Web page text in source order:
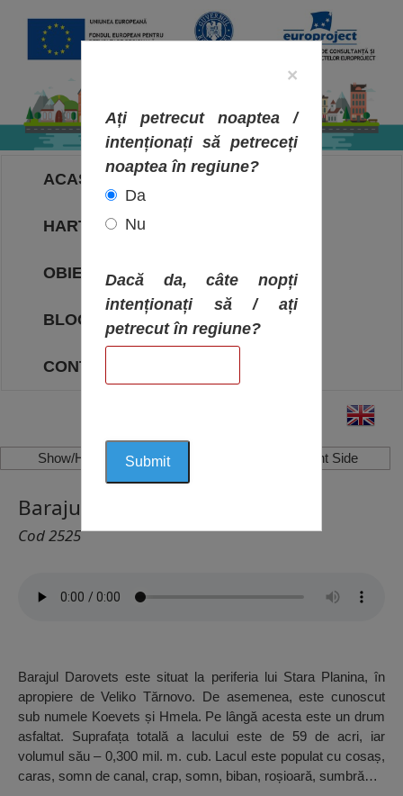
ACASA
HARTA OBIECTIVELOR
OBIECTIVE
BLOG
CONTACT
Show/Hide Left Side Show/Hide Right Side
Barajul Darovets, Debelets
Cod 2525
Barajul Darovets este situat la periferia lui Stara Planina, în
apropiere de Veliko Tărnovo. De asemenea, este cunoscut
sub numele Koevets și Hmela. Pe lângă acesta este un drum
asfaltat. Suprafața totală a lacului este de 59 de acri, iar
volumul său – 0,300 mil. m. cub. Lacul este populat cu cosaș,
caras, somn de canal, crap, somn, biban, roșioară, sumbră…
×
Ați petrecut noaptea /
intenționați să petreceți
noaptea în regiune?
Da
Nu
Dacă da, câte nopți
intenționați să / ați
petrecut în regiune?